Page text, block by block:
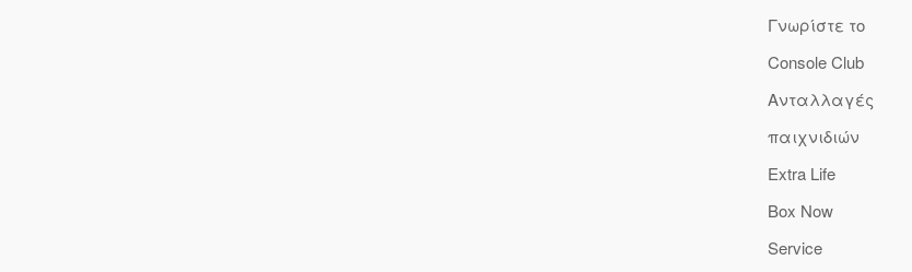
Γνωρίστε το
Console Club
Ανταλλαγές
παιχνιδιών
Extra Life
Box Now
Service